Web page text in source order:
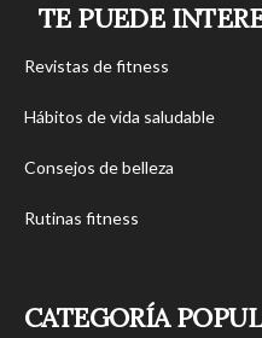
TE PUEDE
Revistas de fitness
Hábitos de vida saludable
Consejos de belleza
Rutinas fitness
CATEGORÍA